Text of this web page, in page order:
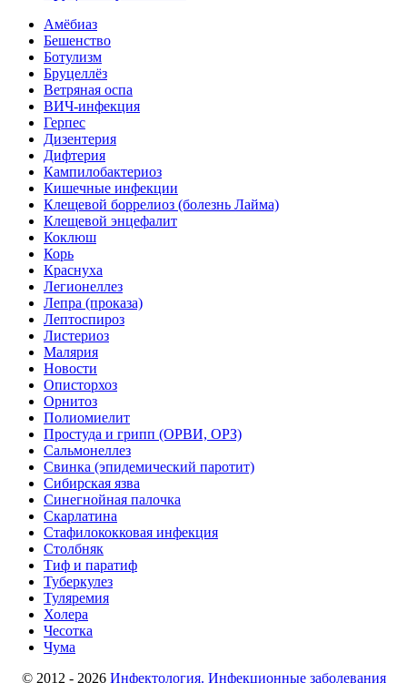
Амёбиаз
Бешенство
Ботулизм
Бруцеллёз
Ветряная оспа
ВИЧ-инфекция
Герпес
Дизентерия
Дифтерия
Кампилобактериоз
Кишечные инфекции
Клещевой боррелиоз (болезнь Лайма)
Клещевой энцефалит
Коклюш
Корь
Краснуха
Легионеллез
Лепра (проказа)
Лептоспироз
Листериоз
Малярия
Новости
Описторхоз
Орнитоз
Полиомиелит
Простуда и грипп (ОРВИ, ОРЗ)
Сальмонеллез
Свинка (эпидемический паротит)
Сибирская язва
Синегнойная палочка
Скарлатина
Стафилококковая инфекция
Столбняк
Тиф и паратиф
Туберкулез
Туляремия
Холера
Чесотка
Чума
© 2012 - 2026 Инфектология. Инфекционные заболевания